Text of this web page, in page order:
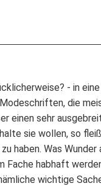
- in
die
einen sehr
sie wollen, so
haben. Was
habhaft
wichtige